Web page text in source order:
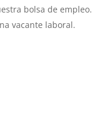
bolsa de empleo.
vacante laboral.